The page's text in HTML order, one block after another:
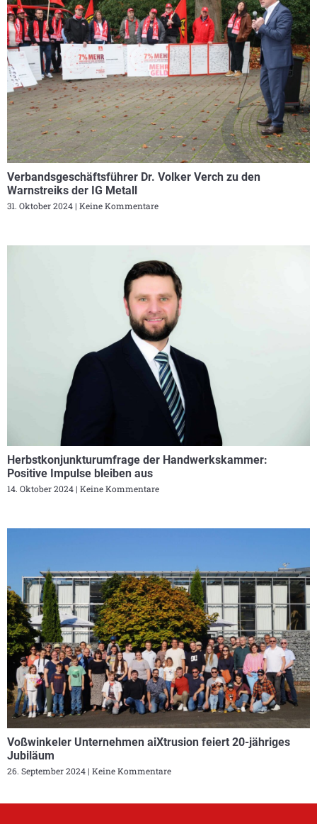
Verbandsgeschäftsführer Dr. Volker Verch zu den
Warnstreiks der IG Metall
31. Oktober 2024 Keine Kommentare
Herbstkonjunkturumfrage der Handwerkskammer:
Positive Impulse bleiben aus
14. Oktober 2024 Keine Kommentare
Voßwinkeler Unternehmen aiXtrusion feiert 20-jähriges
Jubiläum
26. September 2024 Keine Kommentare